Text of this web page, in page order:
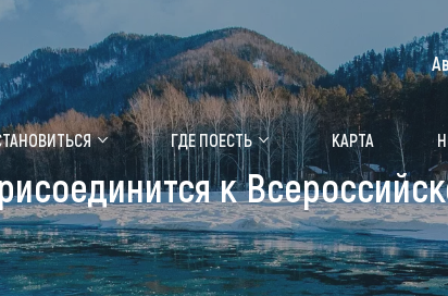
Медицинский форум
Чем заняться
Календарь событий
ГДЕ ПОЕСТЬ КАРТА
к